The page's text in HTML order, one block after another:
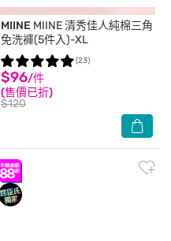
MIINE MIINE 清秀佳人純棉三角
免洗褲(5件入)-XL
$96/件
(售價已折)
$120
(23)